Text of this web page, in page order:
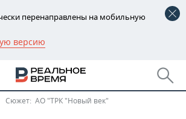
перенаправлены на мобильную
версию
Сюжет: АО "ТРК "Новый век"